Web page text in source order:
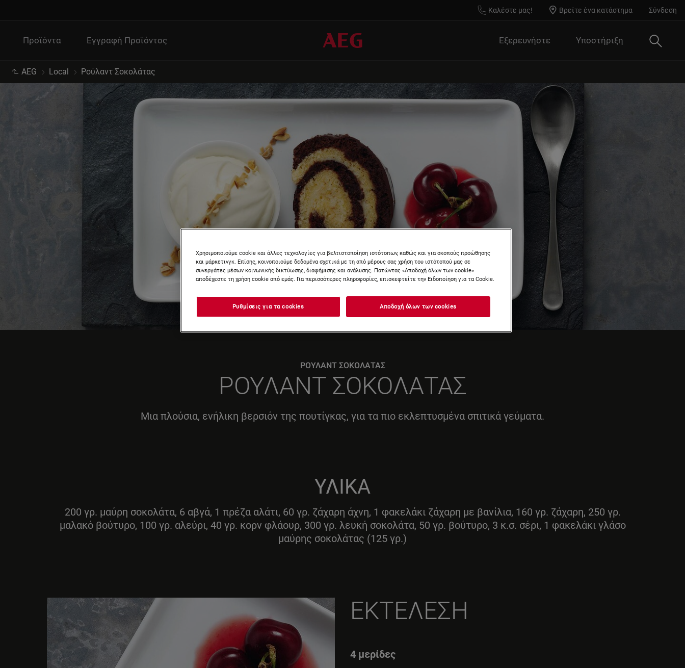
Καλέστε μας! Βρείτε ένα κατάστημα Σύνδεση
Προϊόντα Εγγραφή Προϊόντος Εξερευνήστε Υποστήριξη
AEG Local Ρούλαντ Σοκολάτας
ΡΟΥΛΑΝΤ ΣΟΚΟΛΑΤΑΣ
ΡΟΥΛΑΝΤ ΣΟΚΟΛΑΤΑΣ
Μια πλούσια, ενήλικη βερσιόν της πουτίγκας, για τα πιο εκλεπτυσμένα σπιτικά γεύματα.
ΥΛΙΚΑ
200 γρ. μαύρη σοκολάτα, 6 αβγά, 1 πρέζα αλάτι, 60 γρ. ζάχαρη άχνη, 1 φακελάκι ζάχαρη με βανίλια, 160 γρ. ζάχαρη, 250 γρ.
μαλακό βούτυρο, 100 γρ. αλεύρι, 40 γρ. κορν φλάουρ, 300 γρ. λευκή σοκολάτα, 50 γρ. βούτυρο, 3 κ.σ. σέρι, 1 φακελάκι γλάσο
μαύρης σοκολάτας (125 γρ.)
ΕΚΤΕΛΕΣΗ
4 μερίδες
Χρησιμοποιούμε cookie και άλλες τεχνολογίες για βελτιστοποίηση ιστότοπων, καθώς και για σκοπούς προώθησης
και μάρκετινγκ. Επίσης, κοινοποιούμε δεδομένα σχετικά με τη από μέρους σας χρήση του ιστότοπού μας σε
συνεργάτες μέσων κοινωνικής δικτύωσης, διαφήμισης και ανάλυσης. Πατώντας «Αποδοχή όλων των cookie»
αποδέχεστε τη χρήση cookie από εμάς. Για περισσότερες πληροφορίες, επισκεφτείτε την Ειδοποίηση για τα Cookie.
Ρυθμίσεις για τα cookies Αποδοχή όλων των cookies